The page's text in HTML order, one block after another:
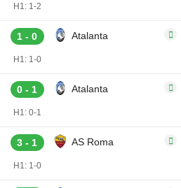
H1: 1-2
1 - 0 Atalanta
H1: 1-0
0 - 1 Atalanta
H1: 0-1
3 - 1 AS Roma
H1: 1-0